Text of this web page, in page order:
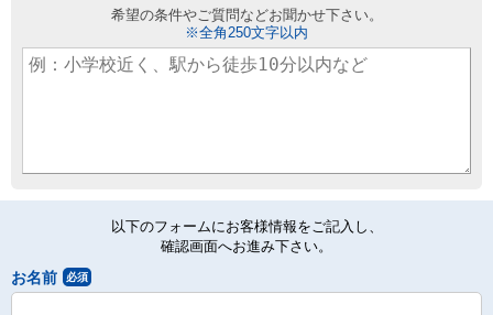
希望の条件やご質問などお聞かせ下さい。
※全角250文字以内
以下のフォームにお客様情報をご記入し、
確認画面へお進み下さい。
お名前 必須